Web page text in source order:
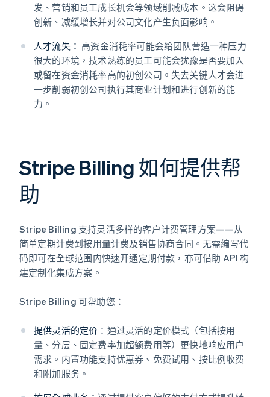
发、营销和员工成长机会等领域削减成本。这会阻碍
创新、减缓增长并对公司文化产生负面影响。
人才流失： 高资金消耗率可能会给团队营造一种压力
很大的环境，技术熟练的员工可能会犹豫是否要加入
或留在资金消耗率高的初创公司。失去关键人才会进
一步削弱初创公司执行其商业计划和进行创新的能
力。
Stripe Billing 如何提供帮
助
Stripe Billing 支持灵活多样的客户计费管理方案——从
简单定期计费到按用量计费及销售协商合同。无需编写代
码即可在全球范围内快速开通定期付款，亦可借助 API 构
建定制化集成方案。
Stripe Billing 可帮助您：
提供灵活的定价： 通过灵活的定价模式（包括按用
量、分层、固定费率加超额费用等）更快地响应用户
需求。内置功能支持优惠券、免费试用、按比例收费
和附加服务。